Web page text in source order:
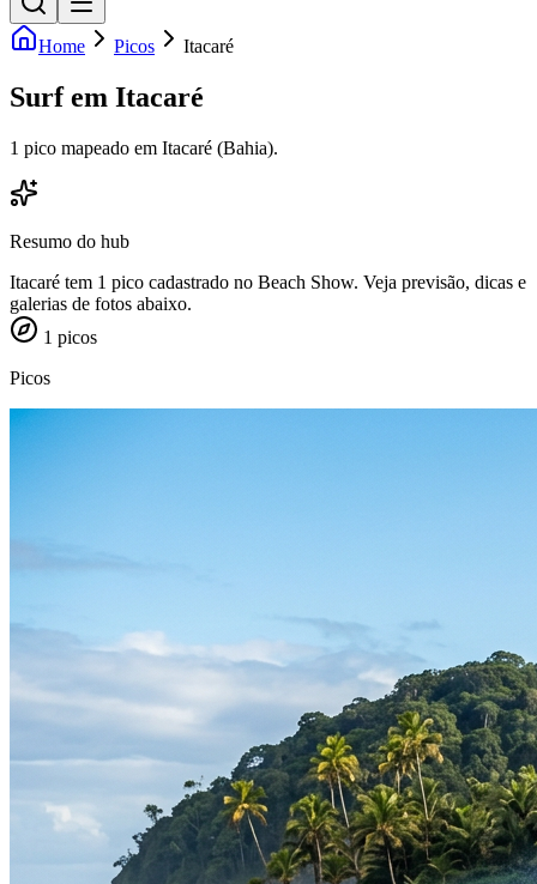
Home Picos Itacaré
Surf em Itacaré
1 pico mapeado em Itacaré (Bahia).
Resumo do hub
Itacaré tem 1 pico cadastrado no Beach Show. Veja previsão, dicas e
galerias de fotos abaixo.
1 picos
Picos